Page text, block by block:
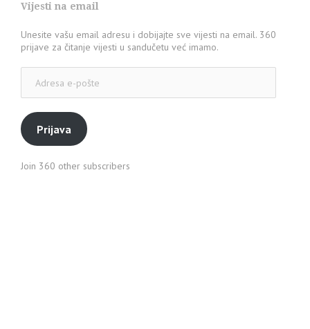
Vijesti na email
Unesite vašu email adresu i dobijajte sve vijesti na email. 360
prijave za čitanje vijesti u sandučetu već imamo.
pošte
Prijava
Join 360 other subscribers